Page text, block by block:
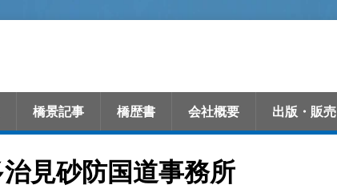
橋景記事 橋歴書 会社概要 出版・販売
見砂防国道事務所